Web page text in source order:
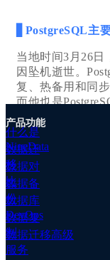
数
库
迁
移
高
级
服
务
数
据
备
份
数
据
PostgreSQL主
当地时间3月26日
因坠机逝世。
复、热备用和同
而他也是
（2ndQuadrant）
被EDB收购后，
国的PostgreSQL
▋Redis更改许可
在Redis决定放弃
建立的限制性更
一些社区贡献者
产品功能
什么是
NineData
数据迁
移
数据对
比
数据备
份
数据库
DevOps
数据复
制
数据迁移高级
服务